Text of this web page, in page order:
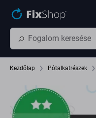
Kezdőlap Pótalkatrészek